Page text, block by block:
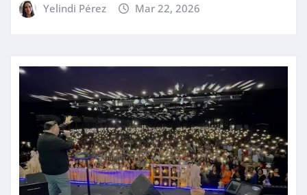
Yelindi Pérez Mar 22, 2026